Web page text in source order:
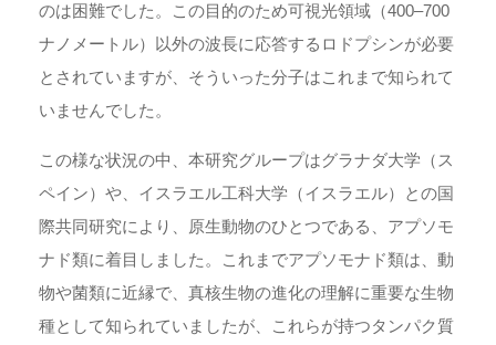
のは困難でした。この目的のため可視光領域（400–700
ナノメートル）以外の波長に応答するロドプシンが必要
とされていますが、そういった分子はこれまで知られて
いませんでした。
この様な状況の中、本研究グループはグラナダ大学（ス
ペイン）や、イスラエル工科大学（イスラエル）との国
際共同研究により、原生動物のひとつである、アプソモ
ナド類に着目しました。これまでアプソモナド類は、動
物や菌類に近縁で、真核生物の進化の理解に重要な生物
種として知られていましたが、これらが持つタンパク質